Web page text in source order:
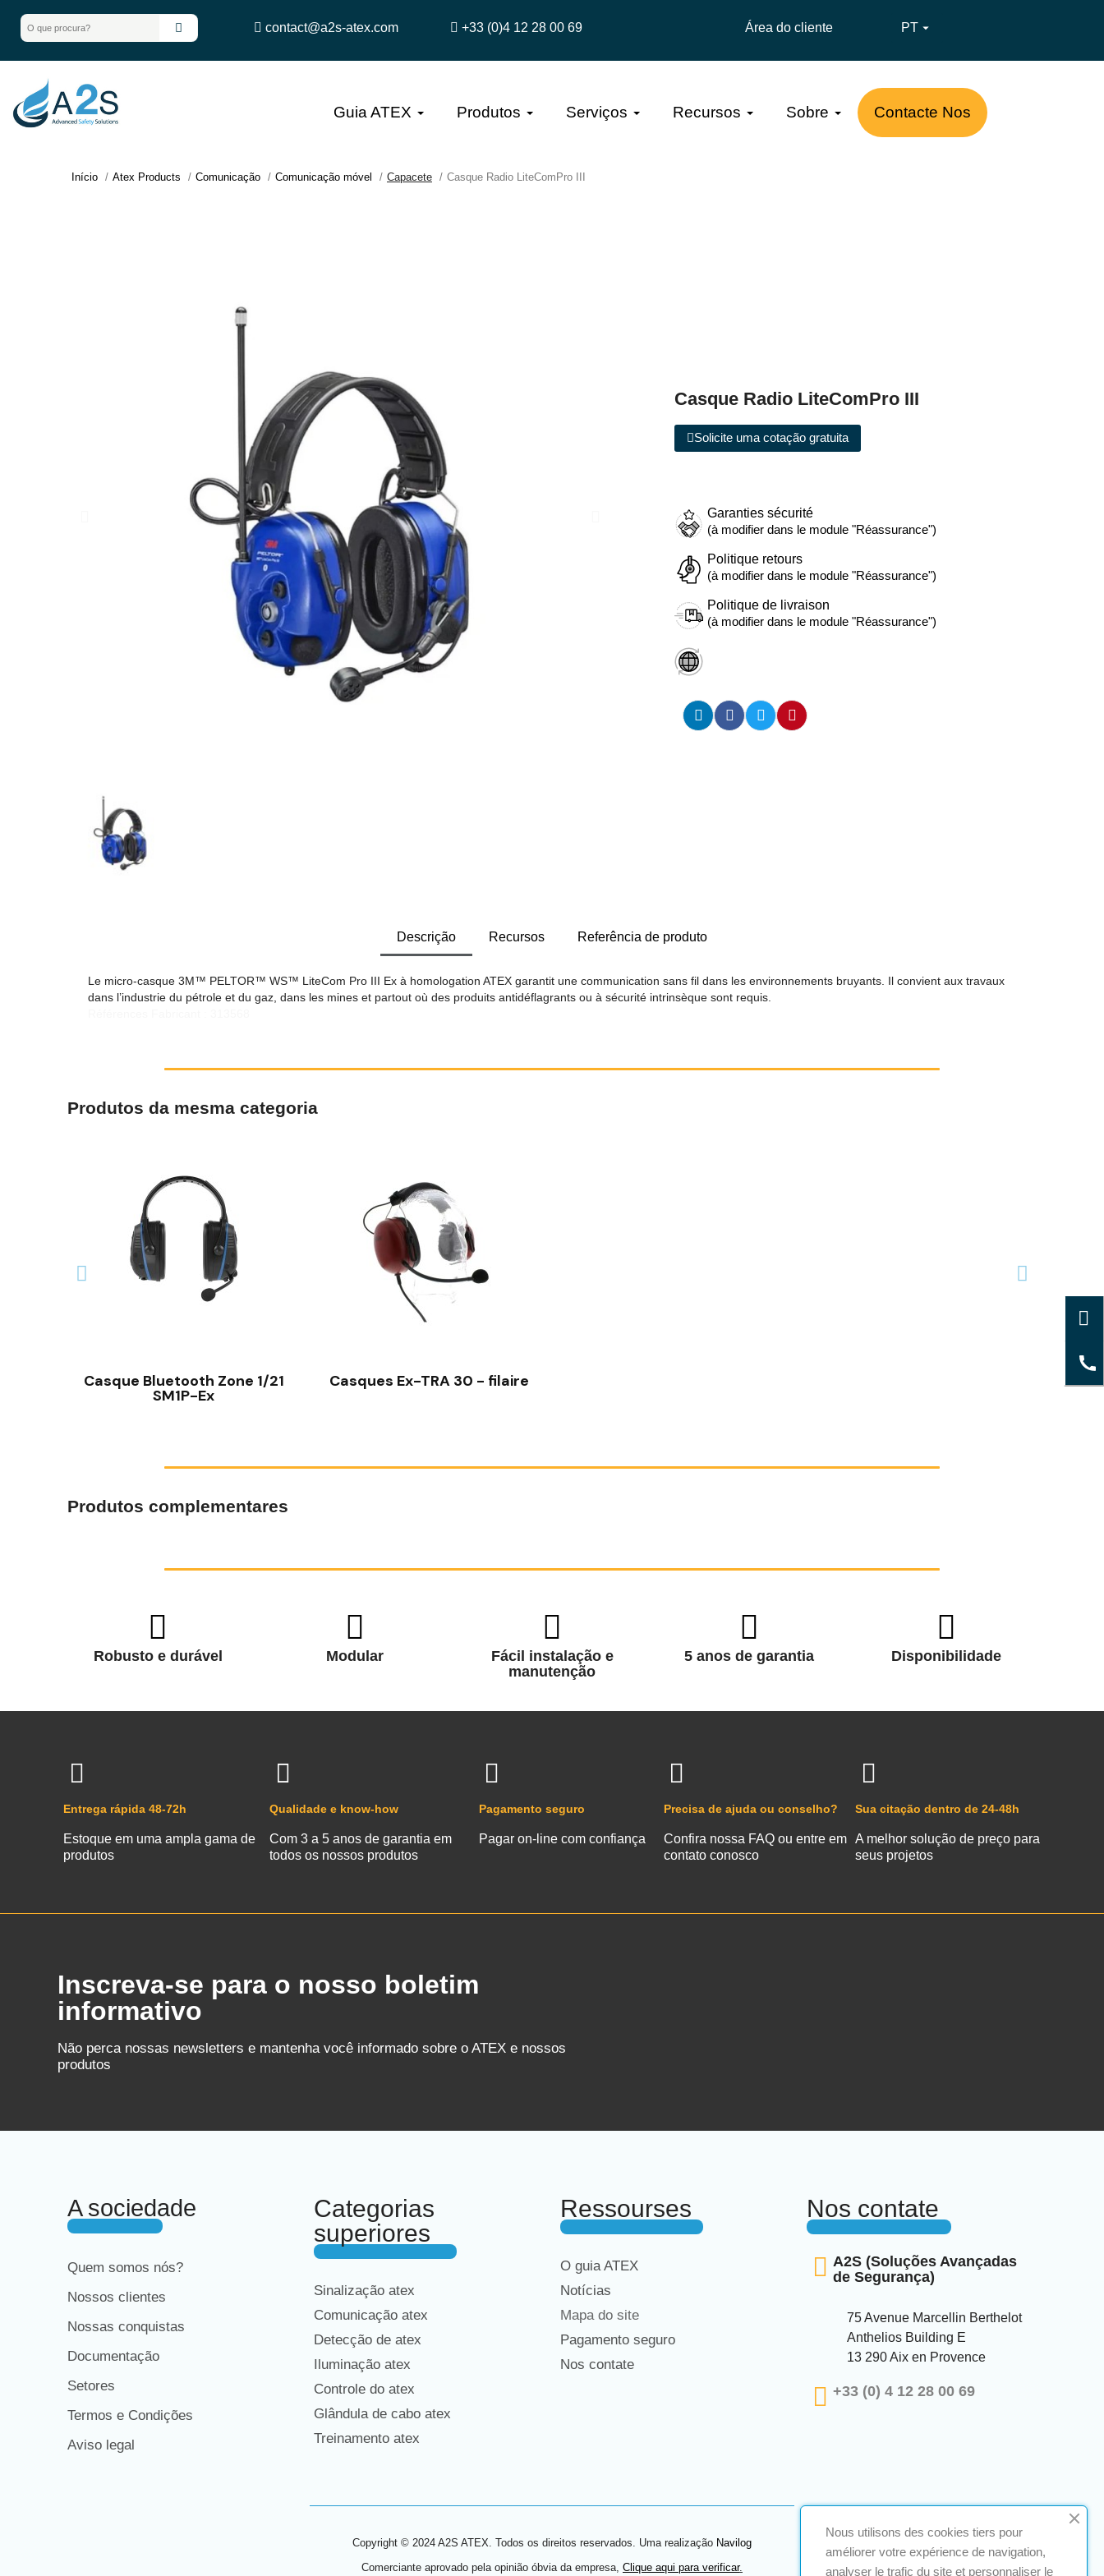
contact@a2s-atex.com +33 (0)4 12 28 00 69 Área do cliente PT 
Guia ATEX Produtos Serviços Recursos Sobre Contacte Nos
Início Atex Products Comunicação Comunicação móvel Capacete Casque Radio LiteComPro III
Casque Radio LiteComPro III
Solicite uma cotação gratuita
Garanties sécurité
(à modifier dans le module "Réassurance")
Politique retours
(à modifier dans le module "Réassurance")
Politique de livraison
(à modifier dans le module "Réassurance")
Descrição Recursos Referência de produto
Le micro-casque 3M™ PELTOR™ WS™ LiteCom Pro III Ex à homologation ATEX garantit une communication sans fil dans les environnements bruyants. Il convient aux travaux
dans l’industrie du pétrole et du gaz, dans les mines et partout où des produits antidéflagrants ou à sécurité intrinsèque sont requis.
Produtos da mesma categoria
Casque Bluetooth Zone 1/21
SM1P-Ex
Casques Ex-TRA 30 - filaire
Produtos complementares
Robusto e durável Modular
Fácil instalação e
manutenção
5 anos de garantia Disponibilidade
Entrega rápida 48-72h
Estoque em uma ampla gama de
produtos
Qualidade e know-how
Com 3 a 5 anos de garantia em
todos os nossos produtos
Pagamento seguro
Pagar on-line com confiança
Precisa de ajuda ou conselho?
Confira nossa FAQ ou entre em
contato conosco
Sua citação dentro de 24-48h
A melhor solução de preço para
seus projetos
Inscreva-se para o nosso boletim
informativo
Não perca nossas newsletters e mantenha você informado sobre o ATEX e nossos
produtos
A sociedade
Quem somos nós?
Nossos clientes
Nossas conquistas
Documentação
Setores
Termos e Condições
Aviso legal
Categorias
superiores
Sinalização atex
Comunicação atex
Detecção de atex
Iluminação atex
Controle do atex
Glândula de cabo atex
Treinamento atex
Ressourses
O guia ATEX
Notícias
Mapa do site
Pagamento seguro
Nos contate
Nos contate
A2S (Soluções Avançadas
de Segurança)
75 Avenue Marcellin Berthelot
Anthelios Building E
13 290 Aix en Provence
+33 (0) 4 12 28 00 69
Copyright © 2024 A2S ATEX. Todos os direitos reservados. Uma realização Navilog
Comerciante aprovado pela opinião óbvia da empresa, Clique aqui para verificar.
Nous utilisons des cookies tiers pour
améliorer votre expérience de navigation,
analyser le trafic du site et personnaliser le